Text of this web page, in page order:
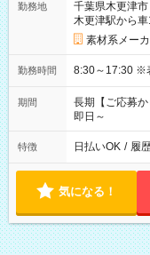
勤務地
千葉県木更津市
木更津駅から
素材系メー
勤務時間
期間
長期【ご応募
即日～
特徴 日払いOK / 履
気になる！